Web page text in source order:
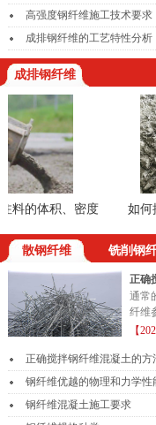
高强度钢纤维施工技术要求
成排钢纤维的工艺特性分析
成排钢纤维
的体积、密度
如何提
散钢纤维 铣削钢
正确
通常
纤维
钢纤
【
正确搅拌钢纤维混凝土的方
钢纤维优越的物理和力学性
钢纤维混凝土施工要求